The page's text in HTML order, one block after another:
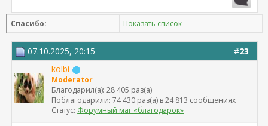
Спасибо: Показать список
#23
07.10.2025, 20:15
kolbi
Moderator
Благодарил(а): 28 405 раз(а)
Поблагодарили: 74 430 раз(а) в 24 813 сообщениях
Статус: Форумный маг «благодарок»